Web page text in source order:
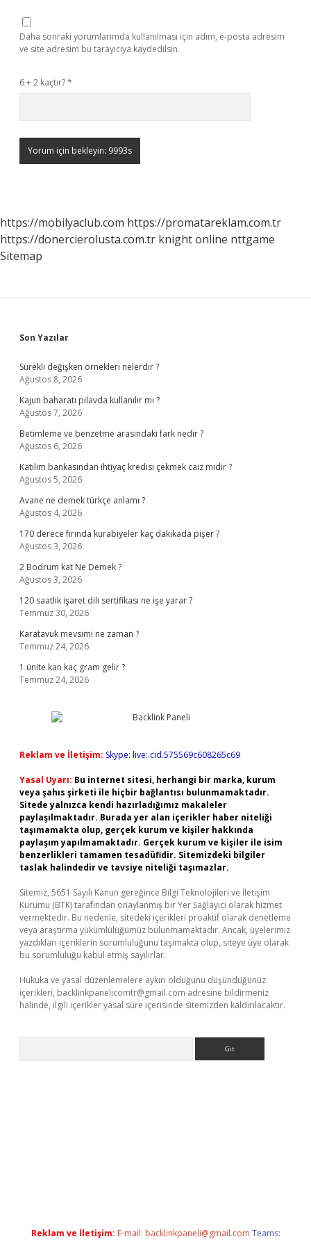
Daha sonraki yorumlarımda kullanılması için adım, e-posta adresim
ve site adresim bu tarayıcıya kaydedilsin.
6 + 2 kaçtır?*
https://mobilyaclub.com https://promatareklam.com.tr
https://donercierolusta.com.tr knight online nttgame
Sitemap
Sidebar
Son Yazılar
Sürekli değişken örnekleri nelerdir ?
Ağustos 8, 2026
Kajun baharatı pilavda kullanılır mı ?
Ağustos 7, 2026
Betimleme ve benzetme arasındaki fark nedir ?
Ağustos 6, 2026
Katılım bankasından ihtiyaç kredisi çekmek caiz midir ?
Ağustos 5, 2026
Avane ne demek türkçe anlamı ?
Ağustos 4, 2026
170 derece fırında kurabiyeler kaç dakikada pişer ?
Ağustos 3, 2026
2 Bodrum kat Ne Demek ?
Ağustos 3, 2026
120 saatlik işaret dili sertifikası ne işe yarar ?
Temmuz 30, 2026
Karatavuk mevsimi ne zaman ?
Temmuz 24, 2026
1 ünite kan kaç gram gelir ?
Temmuz 24, 2026
Reklam ve İletişim: Skype: live:.cid.575569c608265c69
Yasal Uyarı: Bu internet sitesi, herhangi bir marka, kurum
veya şahıs şirketi ile hiçbir bağlantısı bulunmamaktadır.
Sitede yalnızca kendi hazırladığımız makaleler
paylaşılmaktadır. Burada yer alan içerikler haber niteliği
taşımamakta olup, gerçek kurum ve kişiler hakkında
paylaşım yapılmamaktadır. Gerçek kurum ve kişiler ile isim
benzerlikleri tamamen tesadüfidir. Sitemizdeki bilgiler
taslak halindedir ve tavsiye niteliği taşımazlar.
Sitemiz, 5651 Sayılı Kanun gereğince Bilgi Teknolojileri ve İletişim
Kurumu (BTK) tarafından onaylanmış bir Yer Sağlayıcı olarak hizmet
vermektedir. Bu nedenle, sitedeki içerikleri proaktif olarak denetleme
veya araştırma yükümlülüğümüz bulunmamaktadır. Ancak, üyelerimiz
yazdıkları içeriklerin sorumluluğunu taşımakta olup, siteye üye olarak
bu sorumluluğu kabul etmiş sayılırlar.
Hukuka ve yasal düzenlemelere aykırı olduğunu düşündüğünüz
içerikleri, backlinkpanelicomtr@gmail.com adresine bildirmeniz
halinde, ilgili içerikler yasal süre içerisinde sitemizden kaldırılacaktır.
Reklam ve İletişim: E-mail: backlinkpaneli@gmail.com Teams: